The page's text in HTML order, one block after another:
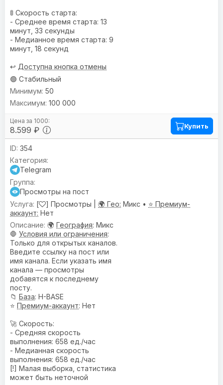
🚦 Скорость старта:
- Среднее время старта: 13
минут, 33 секунды
- Медианное время старта: 9
минут, 18 секунд
↩️ Доступна кнопка отмены
🟢 Стабильный
8.599 ₽
50
100 000
Купить
354
Telegram
Просмотры на пост
[
] Просмотры | 🌍 Гео: Микс • ⭐ Премиум-
аккаунт: Нет
🌍 География: Микс
🛑 Условия или ограничения:
Только для открытых каналов.
Введите ссылку на пост или
имя канала. Если указать имя
канала — просмотры
добавятся к последнему
посту.
📁 База: H-BASE
⭐ Премиум-аккаунт: Нет
🚀 Скорость:
- Средняя скорость
выполнения: 658 ед./час
- Медианная скорость
выполнения: 658 ед./час
[!] Малая выборка, статистика
может быть неточной